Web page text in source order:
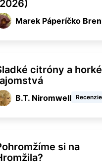
Marek Páperíčko
citróny a horké
B.T. Niromwell Recenzie
si na